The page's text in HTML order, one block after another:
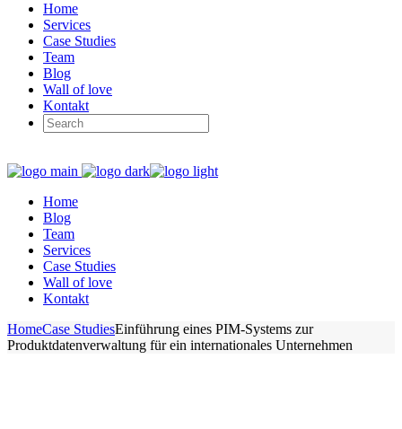
Home
Services
Case Studies
Team
Blog
Wall of love
Kontakt
Home
Blog
Team
Services
Case Studies
Wall of love
Kontakt
HomeCase StudiesEinführung eines PIM-Systems zur
Produktdatenverwaltung für ein internationales Unternehmen